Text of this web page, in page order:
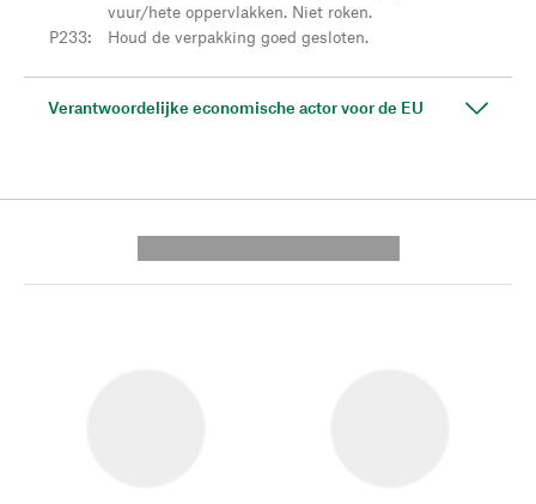
vuur/hete oppervlakken. Niet roken.
P233: Houd de verpakking goed gesloten.
Verantwoordelijke economische actor voor de EU